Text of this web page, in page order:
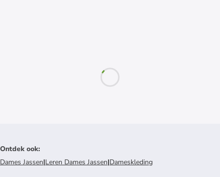
Ontdek ook:
Dames Jassen|Leren Dames Jassen|Dameskleding